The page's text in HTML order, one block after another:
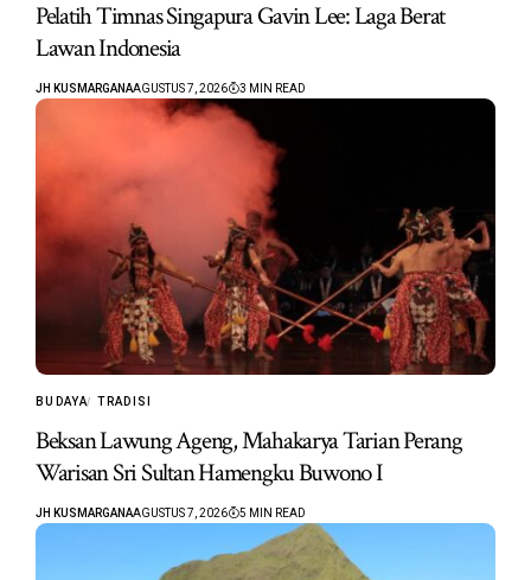
Pelatih Timnas Singapura Gavin Lee: Laga Berat
Lawan Indonesia
JH KUSMARGANAAGUSTUS 7, 2026 3 MIN READ
BUDAYA TRADISI
Beksan Lawung Ageng, Mahakarya Tarian Perang
Warisan Sri Sultan Hamengku Buwono I
JH KUSMARGANAAGUSTUS 7, 2026 5 MIN READ